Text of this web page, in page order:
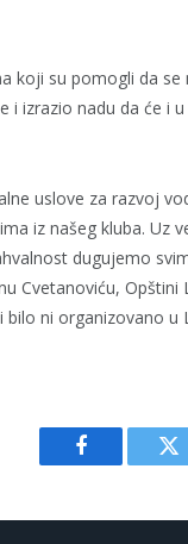
koji su pomogli da
izrazio nadu da će i
uslove za razvoj
iz našeg kluba. Uz
dugujemo
Cvetanoviću,
ni organizovano
Facebook